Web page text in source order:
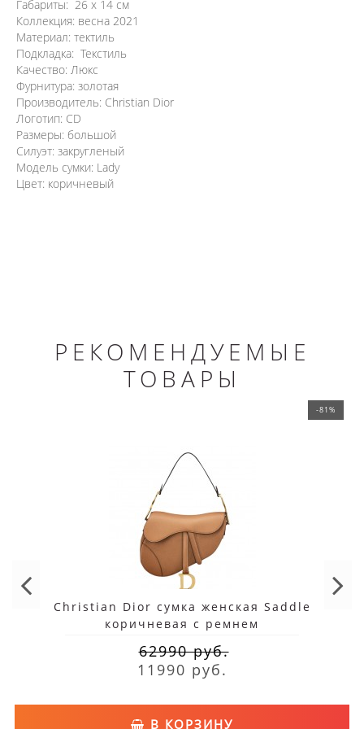
Габариты: 26 х 14 см
Коллекция: весна 2021
Материал: тектиль
Подкладка: Текстиль
Качество: Люкс
Фурнитура: золотая
Производитель: Christian Dior
Логотип: CD
Размеры: большой
Силуэт: закругленый
Модель сумки: Lady
Цвет: коричневый
РЕКОМЕНДУЕМЫЕ
ТОВАРЫ
-81%
Christian Dior сумка женская Saddle
коричневая с ремнем
62990 руб.
11990 руб.
В КОРЗИНУ